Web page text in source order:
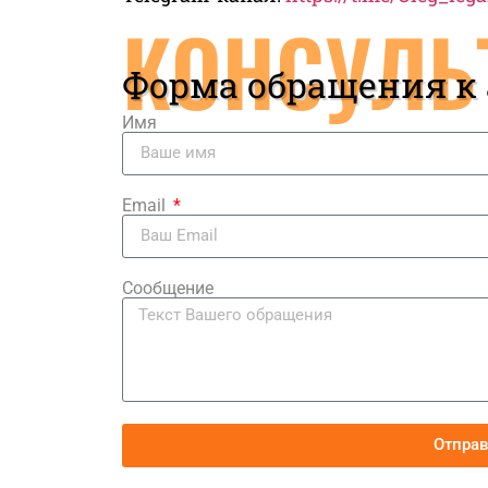
Форма обращения к
Имя
Email
Сообщение